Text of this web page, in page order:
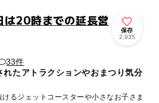
は20時までの延長営
保存
2,935
33件
れたアトラクションやおまつり気分
るジェットコースターや小さなお子さま